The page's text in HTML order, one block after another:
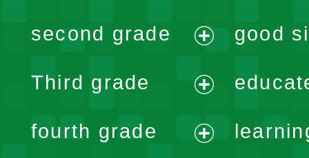
menu
second grade
menu
Third grade
menu
fourth grade
good